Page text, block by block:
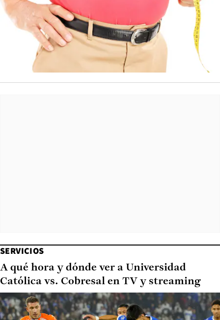
SERVICIOS
A qué hora y dónde ver a Universidad
Católica vs. Cobresal en TV y streaming